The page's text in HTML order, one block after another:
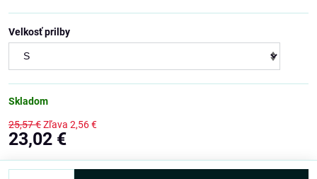
Velkosť prilby
Skladom
25,57 €Zľava 2,56 €
23,02 €